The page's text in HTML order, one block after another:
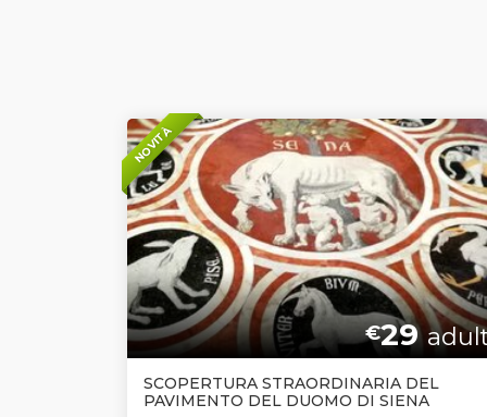
NOVITÀ
€29
SCOPERTURA STRAORDINARIA DEL
PAVIMENTO DEL DUOMO DI SIENA